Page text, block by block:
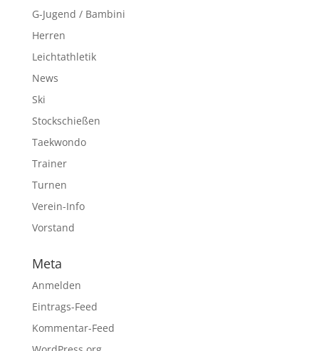
G-Jugend / Bambini
Herren
Leichtathletik
News
Ski
Stockschießen
Taekwondo
Trainer
Turnen
Verein-Info
Vorstand
Meta
Anmelden
Eintrags-Feed
Kommentar-Feed